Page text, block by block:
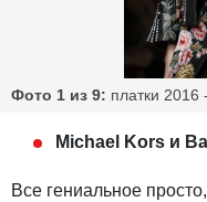
Фото 1 из 9: платки 2016
Michael Kors и
Все гениальное